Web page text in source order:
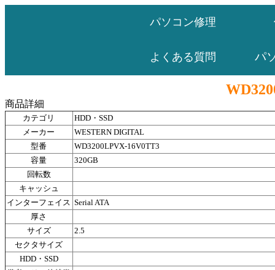
パソコン修理
よくある質問 パ
商品詳細
カテゴリ
HDD・SSD
メーカー
WESTERN DIGITAL
型番
WD3200LPVX-16V0TT3
容量
320GB
回転数
キャッシュ
インターフェイス Serial ATA
厚さ
サイズ
2.5
セクタサイズ
HDD・SSD